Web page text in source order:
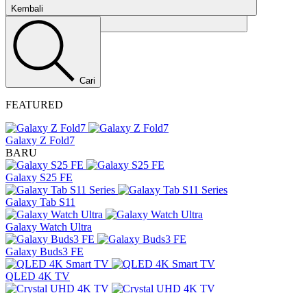
Tutup
Kembali
Cari
FEATURED
Galaxy Z Fold7
BARU
Galaxy S25 FE
Galaxy Tab S11
Galaxy Watch Ultra
Galaxy Buds3 FE
QLED 4K TV